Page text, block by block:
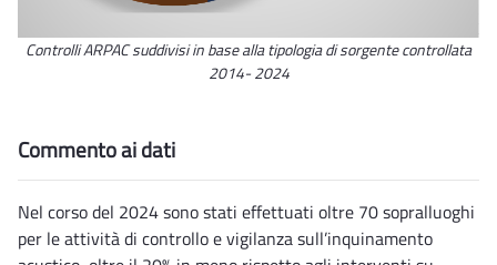
Controlli ARPAC suddivisi in base alla tipologia di sorgente controllata
2014- 2024
Commento ai dati
Nel corso del 2024 sono stati effettuati oltre 70 sopralluoghi
per le attività di controllo e vigilanza sull’inquinamento